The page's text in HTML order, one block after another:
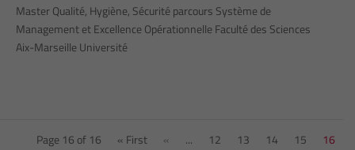
Master Qualité, Hygiène, Sécurité parcours Système de
Management et Excellence Opérationnelle Faculté des Sciences
Aix-Marseille Université
Page 16 of 16 « First « ... 12 13 14 15 16